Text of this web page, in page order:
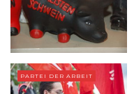
PARTEI DER ARBEIT